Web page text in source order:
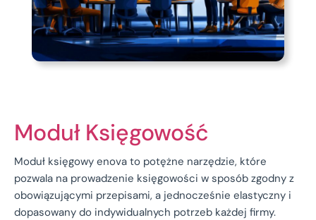
Moduł Księgowość
Moduł księgowy enova to potężne narzędzie, które
pozwala na prowadzenie księgowości w sposób zgodny z
obowiązującymi przepisami, a jednocześnie elastyczny i
dopasowany do indywidualnych potrzeb każdej firmy.